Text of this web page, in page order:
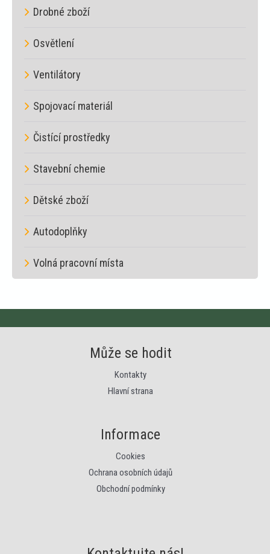
Drobné zboží
Osvětlení
Ventilátory
Spojovací materiál
Čistící prostředky
Stavební chemie
Dětské zboží
Autodoplňky
Volná pracovní místa
Může se hodit
Kontakty
Hlavní strana
Informace
Cookies
Ochrana osobních údajů
Obchodní podmínky